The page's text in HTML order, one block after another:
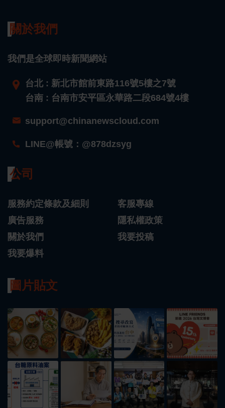
關於我們
我們是全球即時新聞網站
台北 : 新北市館前東路116號5樓之7號
台南 : 台南市安平區永華路二段684號4樓
support@chinanewscloud.com
LINE@帳號：@878dzsyg
公司
服務約定條款及細則
客服專線
廣告服務
隱私權政策
關於我們
我要投稿
我要爆料
圖片貼文